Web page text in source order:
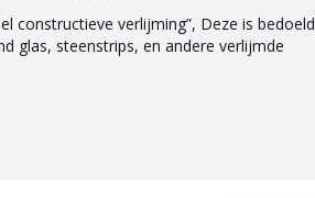
constructieve verlijming”, Deze is bedoeld
glas, steenstrips, en andere verlijmde